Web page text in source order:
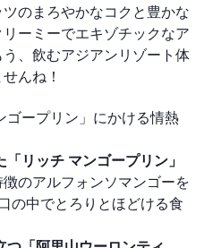
のまろやかなコクと豊かな
ーミーでエキゾチックなア
、飲むアジアンリゾート体
んね！
ゴープリン」にかける情熱
リッチ マンゴープリン」
のアルフォンソマンゴーを
の中でとろりとほどける食